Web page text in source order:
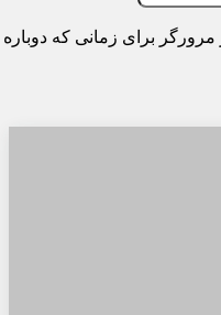
برای زمانی که